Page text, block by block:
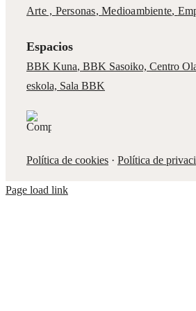
Arte , Personas,Medioambiente,
Espacios
BBK Kuna, BBK Sasoiko, Centro
eskola, Sala BBK
Política de cookies· Política de
Page load link